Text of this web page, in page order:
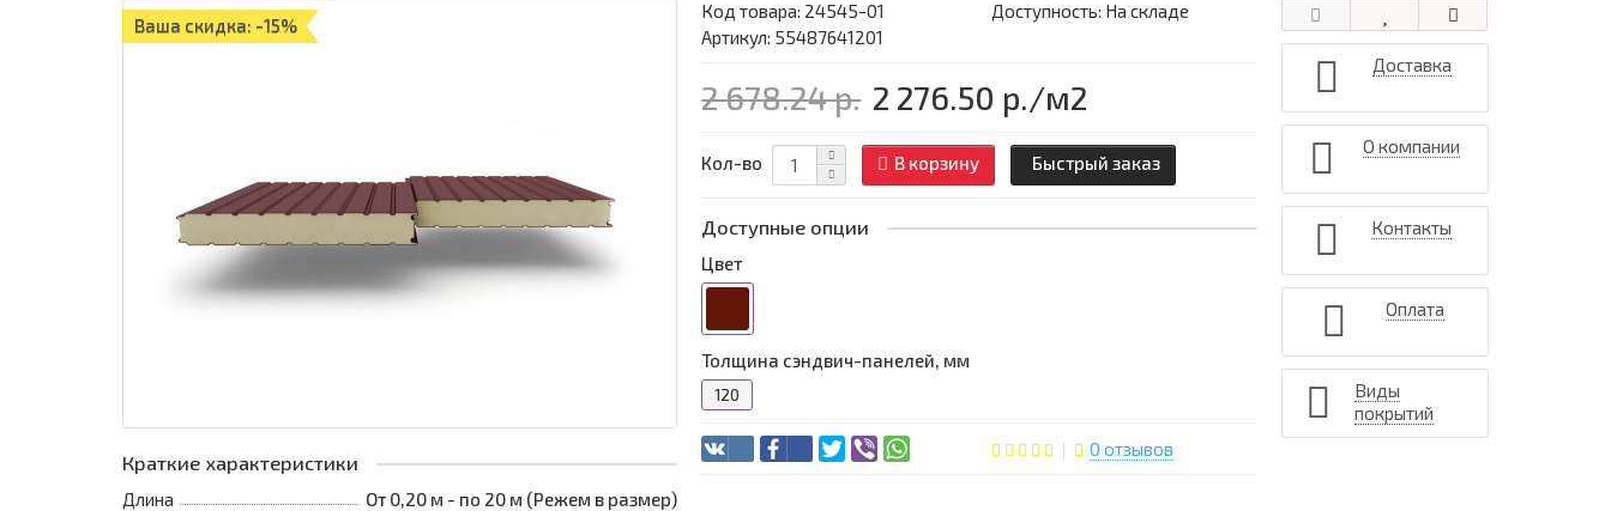
Ваша скидка: -15%
Краткие характеристики
Длина
От 0,20 м - по 20 м (Режем в размер)
Код товара: 24545-01
Доступность: На складе
Артикул: 55487641201
2 678.24 р. 2 276.50 р./м2
Кол-во В корзину Быстрый заказ
Доступные опции
Цвет
Толщина сэндвич-панелей, мм
120
0 отзывов
Доставка
О компании
Контакты
Оплата
Виды
покрытий